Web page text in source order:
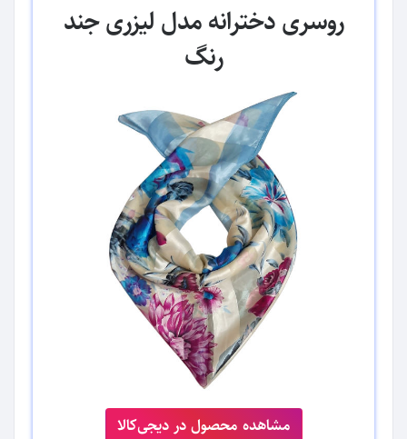
روسری دخترانه مدل لیزری جند
رنگ
مشاهده محصول در دیجی‌کالا